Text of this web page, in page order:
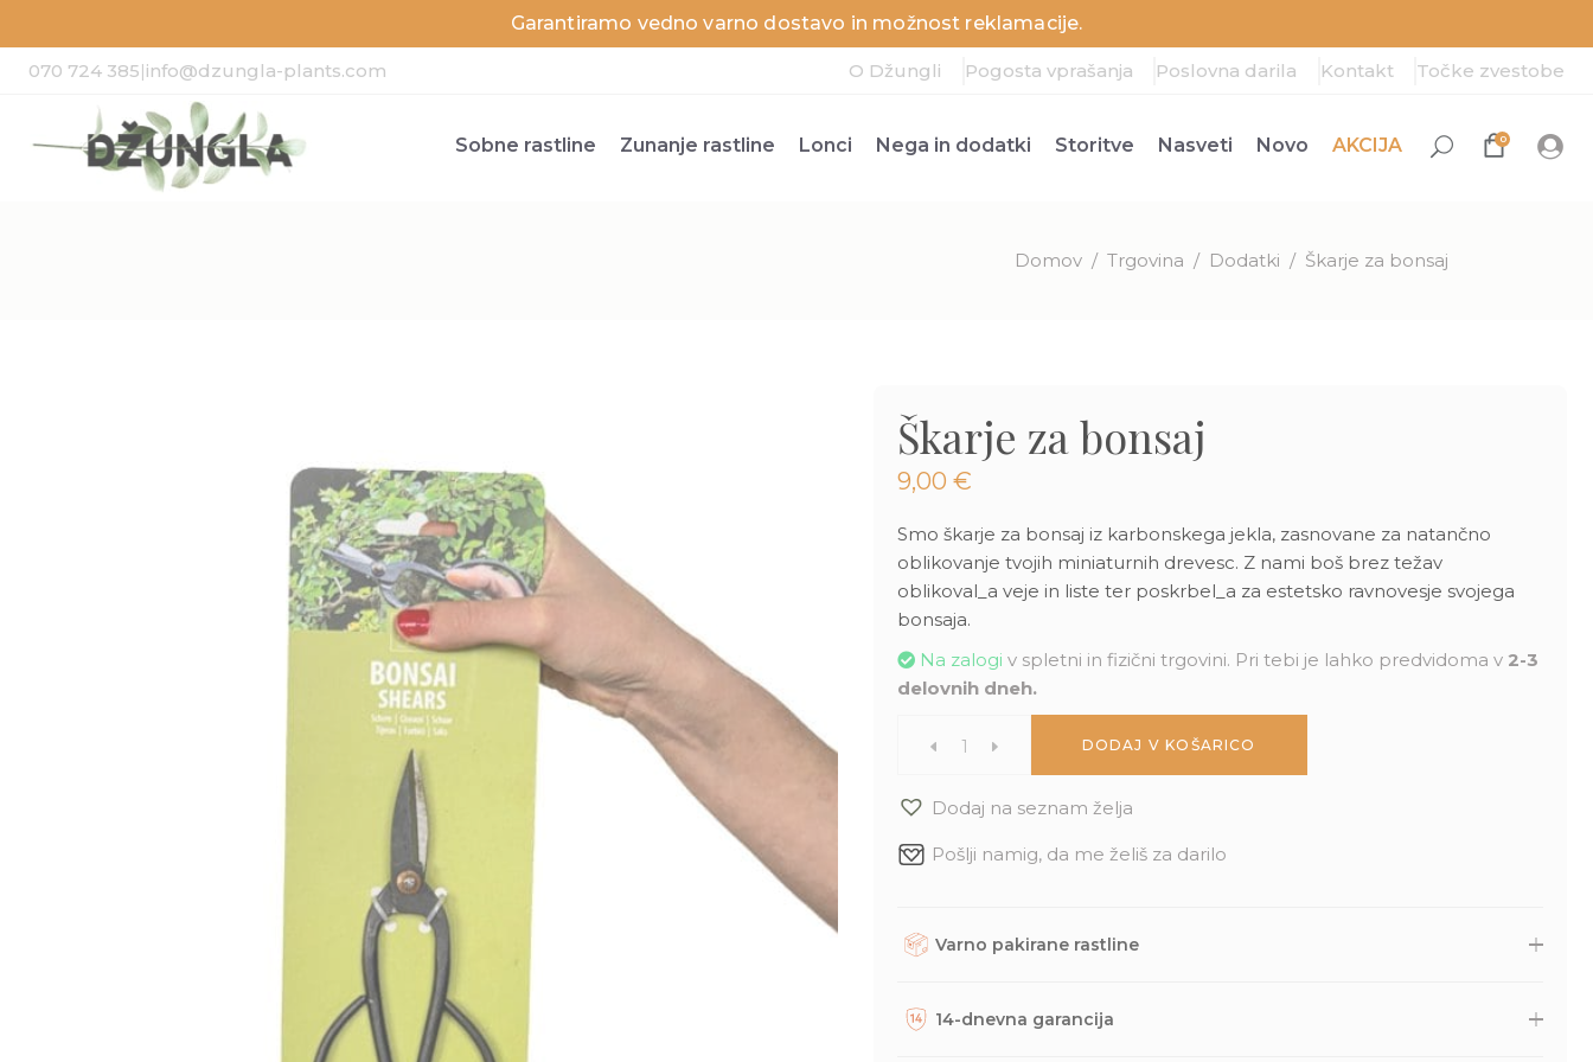
Garantiramo vedno varno dostavo in možnost reklamacije.
070 724 385|info@dzungla-plants.com O Džungli Pogosta vprašanja Poslovna darila Kontakt Točke zvestobe
Sobne rastline Zunanje rastline Lonci Nega in dodatki Storitve Nasveti Novo AKCIJA 0
Domov / Trgovina / Dodatki / Škarje za bonsaj
Škarje za bonsaj
9,00 €
Smo škarje za bonsaj iz karbonskega jekla, zasnovane za natančno
oblikovanje tvojih miniaturnih drevesc. Z nami boš brez težav
oblikoval_a veje in liste ter poskrbel_a za estetsko ravnovesje svojega
bonsaja.
Na zalogi v spletni in fizični trgovini. Pri tebi je lahko predvidoma v 2-3
delovnih dneh.
Škarje
za
bonsaj
DODAJ V KOŠARICO
Dodaj na seznam želja
Pošlji namig, da me želiš za darilo
Varno pakirane rastline
trajnostno embalažo. Nato so naravnost iz naše trgovine s kurirsko službo DPD
14-dnevna garancija